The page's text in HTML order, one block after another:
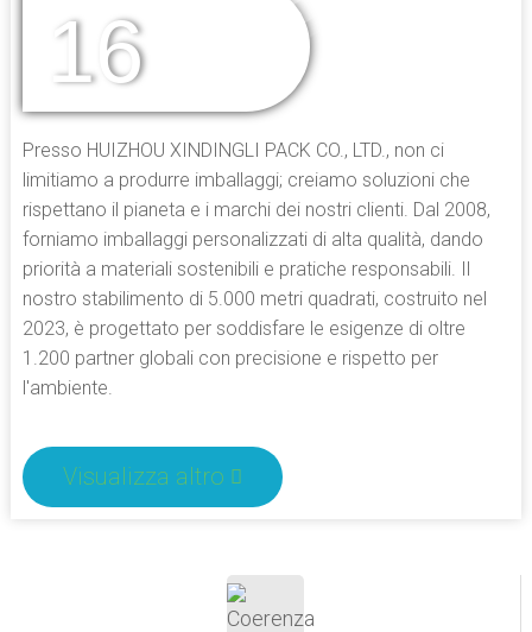
16
Presso HUIZHOU XINDINGLI PACK CO., LTD., non ci
limitiamo a produrre imballaggi; creiamo soluzioni che
rispettano il pianeta e i marchi dei nostri clienti. Dal 2008,
forniamo imballaggi personalizzati di alta qualità, dando
priorità a materiali sostenibili e pratiche responsabili. Il
nostro stabilimento di 5.000 metri quadrati, costruito nel
2023, è progettato per soddisfare le esigenze di oltre
1.200 partner globali con precisione e rispetto per
l'ambiente.
Visualizza altro